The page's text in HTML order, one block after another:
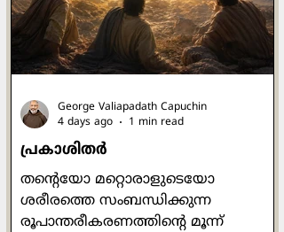
പ്രകാശിതർ
തന്റെയോ മറ്റൊരാളുടെയോ
ശരീരത്തെ സംബന്ധിക്കുന്ന
രൂപാന്തരീകരണത്തിന്റെ മൂന്ന്
George Valiapadath Capuchin
4 days ago
1 min read